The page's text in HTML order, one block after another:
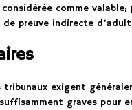
comme
preuve indirecte
exigent
graves pour